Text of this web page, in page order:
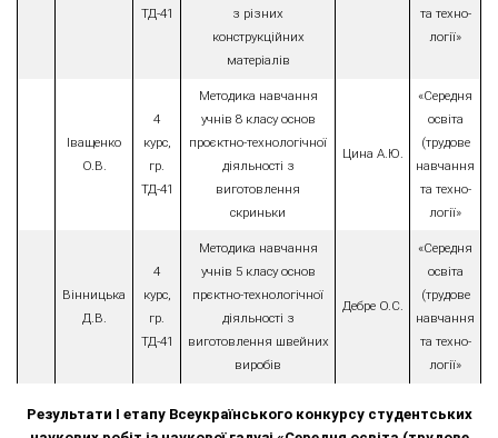
ТД-41
з різних
конструкційних
матеріалів
та техно-
логії»
Іващенко
О.В.
4
курс,
гр.
ТД-41
Методика навчання
учнів 8 класу основ
проєктно-технологічної
діяльності з
виготовлення
скриньки
Цина А.Ю.
«Середня
освіта
(трудове
навчання
та техно-
логії»
Вінницька
Д.В.
4
курс,
гр.
ТД-41
Методика навчання
учнів 5 класу основ
прєктно-технологічної
діяльності з
виготовлення швейних
виробів
Дебре О.С.
«Середня
освіта
(трудове
навчання
та техно-
логії»
Результати І етапу Всеукраїнського конкурсу студентських